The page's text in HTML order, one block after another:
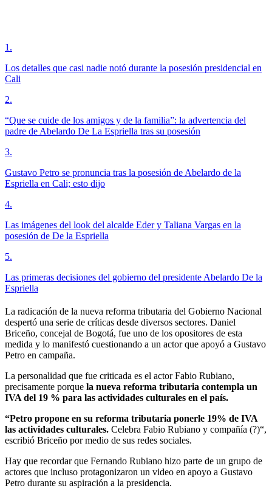
1 .
Los detalles que casi nadie notó durante la posesión presidencial en
Cali
2.
“Que se cuide de los amigos y de la familia”: la advertencia del
padre de Abelardo De La Espriella tras su posesión
3.
Gustavo Petro se pronuncia tras la posesión de Abelardo de la
Espriella en Cali; esto dijo
4.
Las imágenes del look del alcalde Eder y Taliana Vargas en la
posesión de De la Espriella
5.
Las primeras decisiones del gobierno del presidente Abelardo De la
Espriella
La radicación de la nueva reforma tributaria del Gobierno Nacional
despertó una serie de críticas desde diversos sectores. Daniel
Briceño, concejal de Bogotá, fue uno de los opositores de esta
medida y lo manifestó cuestionando a un actor que apoyó a Gustavo
Petro en campaña.
La personalidad que fue criticada es el actor Fabio Rubiano,
precisamente porque la nueva reforma tributaria contempla un
IVA del 19 % para las actividades culturales en el país.
“Petro propone en su reforma tributaria ponerle 19% de IVA
las actividades culturales. Celebra Fabio Rubiano y compañía (?)“,
escribió Briceño por medio de sus redes sociales.
Hay que recordar que Fernando Rubiano hizo parte de un grupo de
actores que incluso protagonizaron un video en apoyo a Gustavo
Petro durante su aspiración a la presidencia.